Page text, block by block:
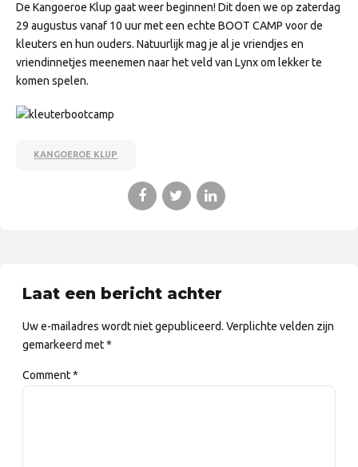
De Kangoeroe Klup gaat weer beginnen! Dit doen we op zaterdag
29 augustus vanaf 10 uur met een echte BOOT CAMP voor de
kleuters en hun ouders. Natuurlijk mag je al je vriendjes en
vriendinnetjes meenemen naar het veld van Lynx om lekker te
komen spelen.
KANGOEROE KLUP
Laat een bericht achter
Uw e-mailadres wordt niet gepubliceerd. Verplichte velden zijn
gemarkeerd met *
Comment*